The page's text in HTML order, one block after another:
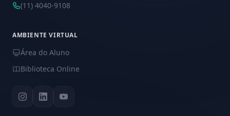
(11) 4040-9108
AMBIENTE VIRTUAL
Área do Aluno
Biblioteca Online